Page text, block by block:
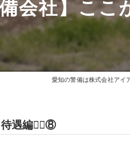
会社】ここ
愛知の警備は株式会社アイ
遇編🕵🏻⑧